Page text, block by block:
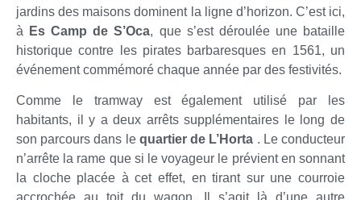
jardins des maisons dominent la ligne d’horizon. C’est ici,
à
Es Camp de S’Oca, que s’est déroulée une bataille
historique contre les pirates barbaresques en 1561, un
événement commémoré chaque année par des festivités.
Comme le tramway est également utilisé par les
habitants, il y a deux arrêts supplémentaires le long de
son parcours dans le quartier de L’Horta . Le conducteur
n’arrête la rame que si le voyageur le prévient en sonnant
la cloche placée à cet effet, en tirant sur une courroie
accrochée au toit du wagon. Il s’agit là d’une autre